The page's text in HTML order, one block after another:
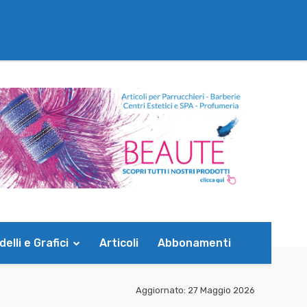
e Grafici Articoli Abbonamenti
Aggiornato: 27 Maggio 2026